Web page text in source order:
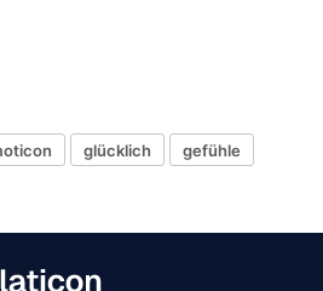
glücklich
gefühle